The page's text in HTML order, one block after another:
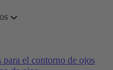
para el contorno de ojos